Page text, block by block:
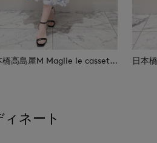
日本橋高島屋M Maglie le cassetto
ネート